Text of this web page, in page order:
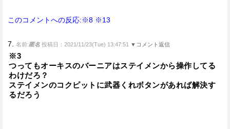
このコメントへの反応:※8 ※13
7. 名前:匿名 投稿日：2021/11/23(Tue) 13:47:51 ▼コメント返信
※3
つってもオーキスのバーニアはステイメンから操作してる
わけだろ？
ステイメンのコクピットに武器くれボタンがあれば解決す
るだろう